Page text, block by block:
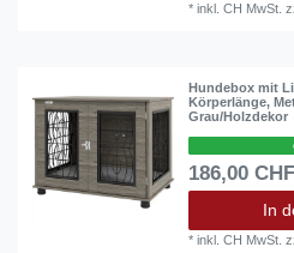
*inkl. CH MwSt.
Hundebox mit
Körperlänge,
Grau/Holzdekor
186,00
In
*inkl. CH MwSt.